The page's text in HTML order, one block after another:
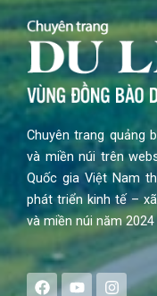
Chuyên trang quảng
và miền núi trên
Quốc gia Việt Nam
phát triển kinh tế –
và miền núi năm 2024
F
Y
I